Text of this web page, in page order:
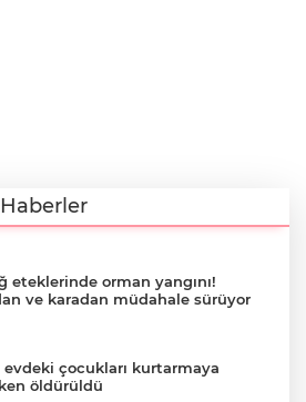
eteklerinde orman yangını!
ve karadan müdahale sürüyor
evdeki çocukları kurtarmaya
öldürüldü